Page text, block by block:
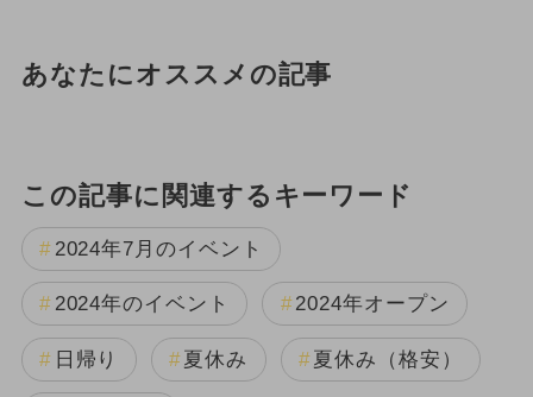
あなたにオススメの記事
この記事に関連するキーワード
2024年7月のイベント
2024年のイベント 2024年オープン
日帰り 夏休み 夏休み（格安）